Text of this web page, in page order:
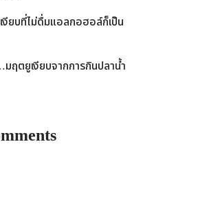
ยบที่ไม่ดื่มแอลกอฮอล์ก็เป็น
ฤตยูเงียบจากการกินปลาน้ำ